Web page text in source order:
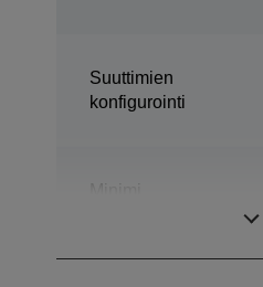
Suuttimien
konfigurointi